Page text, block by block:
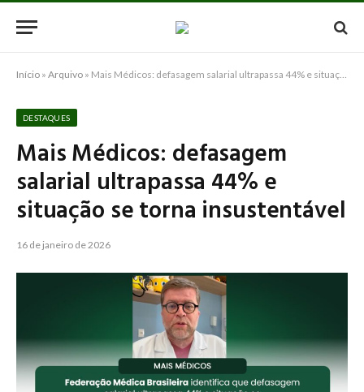
Início » Arquivo » Mais Médicos: defasagem salarial ultrapassa 44% e situação se torna insustentável
DESTAQUES
Mais Médicos: defasagem
salarial ultrapassa 44% e
situação se torna insustentável
16 de janeiro de 2026